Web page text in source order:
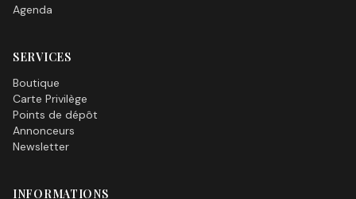
Agenda
SERVICES
Boutique
Carte Privilège
Points de dépôt
Annonceurs
Newsletter
INFORMATIONS